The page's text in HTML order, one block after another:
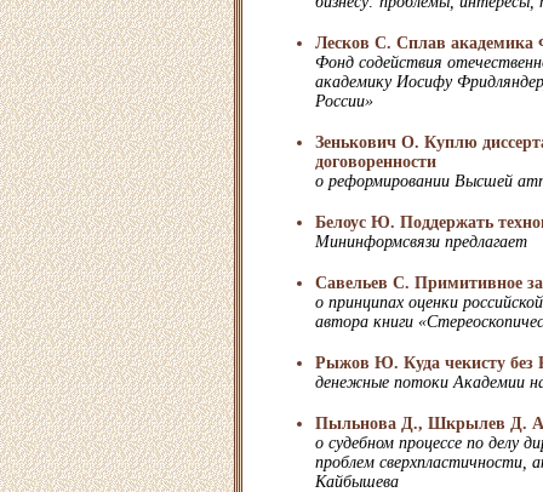
Лесков С. Сплав академика
Фонд содействия
академику Иосифу
России»
Зенькович О. Куплю
договоренности
о реформировании Высшей
Белоус Ю. Поддержать
Мининформсвязи предлагает
Савельев С. Примитивное
о принципах оценки
автора книги
Рыжов Ю. Куда чекисту без
денежные потоки Академии
Пыльнова Д., Шкрылев Д.
о судебном процессе по делу
проблем сверхпластичности,
Кайбышева